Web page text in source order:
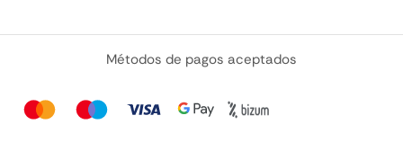
Métodos de pagos aceptados